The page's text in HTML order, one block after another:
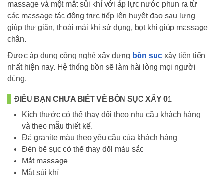
massage và một mắt sủi khí với áp lực nước phun ra từ
các massage tác động trực tiếp lên huyệt đạo sau lưng
giúp thư giãn, thoải mái khi sử dụng, bọt khí giúp massage
chân.
Được áp dụng công nghệ xây dựng bồn sục xây tiên tiến
nhất hiện nay. Hệ thống bồn sẽ làm hài lòng mọi người
dùng.
ĐIỀU BẠN CHƯA BIẾT VỀ BỒN SỤC XÂY 01
Kích thước có thể thay đổi theo nhu cầu khách hàng
và theo mẫu thiết kế.
Đá granite màu theo yêu cầu của khách hàng
Đèn bể sục có thể thay đổi màu sắc
Mắt massage
Mắt sủi khí